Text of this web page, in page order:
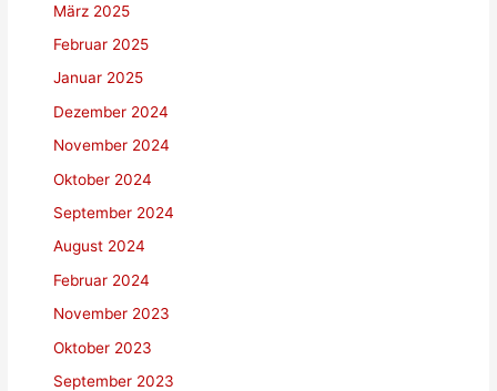
März 2025
Februar 2025
Januar 2025
Dezember 2024
November 2024
Oktober 2024
September 2024
August 2024
Februar 2024
November 2023
Oktober 2023
September 2023